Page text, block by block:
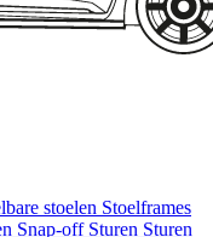
stoelen Stoelframes
Snap-off Sturen Sturen